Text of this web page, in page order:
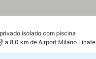
isolado com piscina
a 8.0 km de Airport Milano Linate